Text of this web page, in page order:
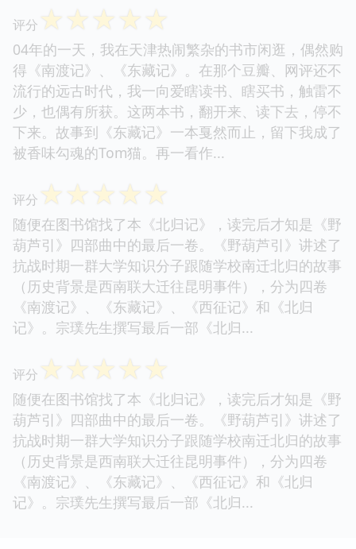
评分 ☆☆☆☆☆
04年的一天，我在天津热闹繁杂的书市闲逛，偶然购
得《南渡记》、《东藏记》。在那个豆瓣、网评还不
流行的远古时代，我一向爱瞎读书、瞎买书，触雷不
少，也偶有所获。这两本书，翻开来、读下去，停不
下来。故事到《东藏记》一本戛然而止，留下我成了
被香味勾魂的Tom猫。再一看作...
评分 ☆☆☆☆☆
随便在图书馆找了本《北归记》，读完后才知是《野
葫芦引》四部曲中的最后一卷。《野葫芦引》讲述了
抗战时期一群大学知识分子跟随学校南迁北归的故事
（历史背景是西南联大迁往昆明事件），分为四卷
《南渡记》、《东藏记》、《西征记》和《北归
记》。宗璞先生撰写最后一部《北归...
评分 ☆☆☆☆☆
随便在图书馆找了本《北归记》，读完后才知是《野
葫芦引》四部曲中的最后一卷。《野葫芦引》讲述了
抗战时期一群大学知识分子跟随学校南迁北归的故事
（历史背景是西南联大迁往昆明事件），分为四卷
《南渡记》、《东藏记》、《西征记》和《北归
记》。宗璞先生撰写最后一部《北归...